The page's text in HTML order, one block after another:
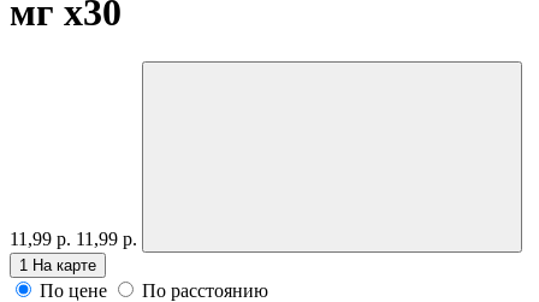
мг x30
11,99 р. 11,99 р.
1 На карте
По цене
По расстоянию